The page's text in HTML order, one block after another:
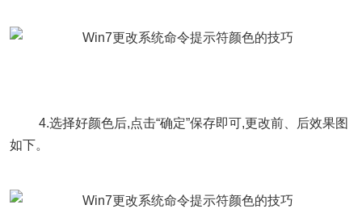
4.选择好颜色后,点击“确定”保存即可,更改前、后效果图
如下。